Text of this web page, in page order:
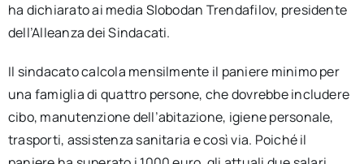
ha dichiarato ai media Slobodan Trendafilov, presidente
dell’Alleanza dei Sindacati.
Il sindacato calcola mensilmente il paniere minimo per
una famiglia di quattro persone, che dovrebbe includere
cibo, manutenzione dell’abitazione, igiene personale,
trasporti, assistenza sanitaria e così via. Poiché il